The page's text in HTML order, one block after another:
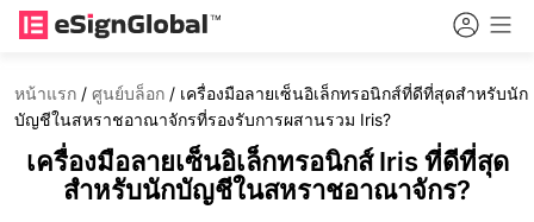
หน้าแรก / ศูนย์บล็อก / เครื่องมือลายเซ็นอิเล็กทรอนิกส์ที่ดีที่สุดสำหรับนัก
บัญชีในสหราชอาณาจักรที่รองรับการผสานรวม Iris?
เครื่องมือลายเซ็นอิเล็กทรอนิกส์ Iris ที่ดีที่สุด
สำหรับนักบัญชีในสหราชอาณาจักร?